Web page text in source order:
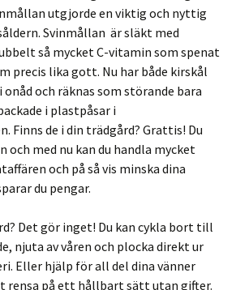
utgjorde en viktig och nyttig
Svinmållan är släkt med
så mycket C-vitamin som spenat
precis lika gott. Nu har både kirskål
och räknas som störande bara
i plastpåsar i
Finns de i din trädgård? Grattis! Du
och med nu kan du handla mycket
och på så vis minska dina
du pengar.
Det gör inget! Du kan cykla bort till
njuta av våren och plocka direkt ur
Eller hjälp för all del dina vänner
rensa på ett hållbart sätt utan gifter.